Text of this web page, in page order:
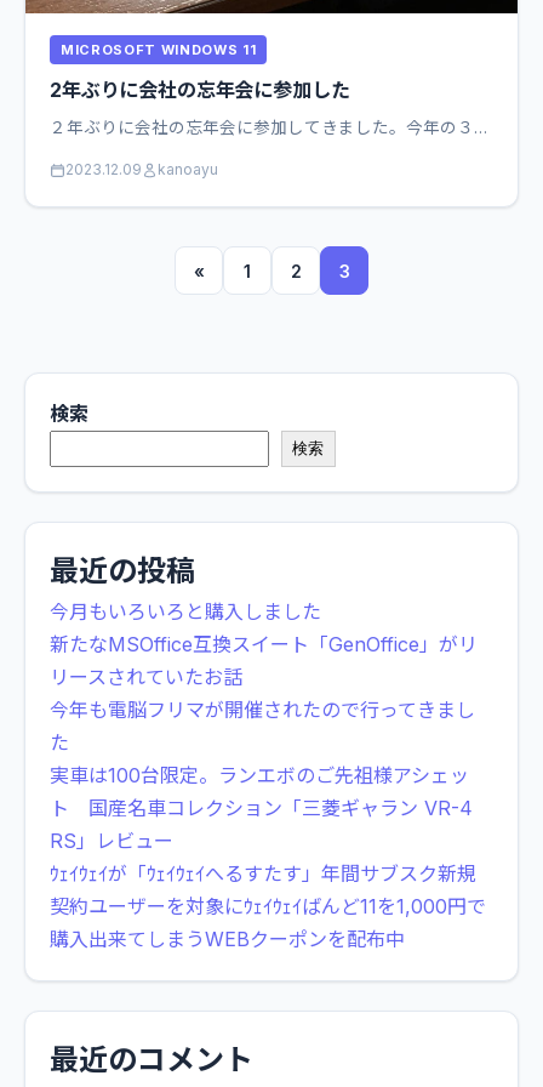
MICROSOFT WINDOWS 11
2年ぶりに会社の忘年会に参加した
２年ぶりに会社の忘年会に参加してきました。今年の３…
2023.12.09 kanoayu
« 1 2 3
検索
検索
最近の投稿
今月もいろいろと購入しました
新たなMSOffice互換スイート「GenOffice」がリ
リースされていたお話
今年も電脳フリマが開催されたので行ってきまし
た
実車は100台限定。ランエボのご先祖様アシェッ
ト 国産名車コレクション「三菱ギャラン VR-4
RS」レビュー
ｳｪｲｳｪｲが「ｳｪｲｳｪｲへるすたす」年間サブスク新規
契約ユーザーを対象にｳｪｲｳｪｲばんど11を1,000円で
購入出来てしまうWEBクーポンを配布中
最近のコメント